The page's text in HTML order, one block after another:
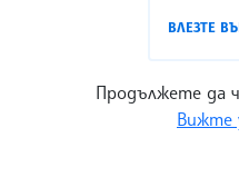
ВЛЕЗТЕ
Продължете да
Вижте